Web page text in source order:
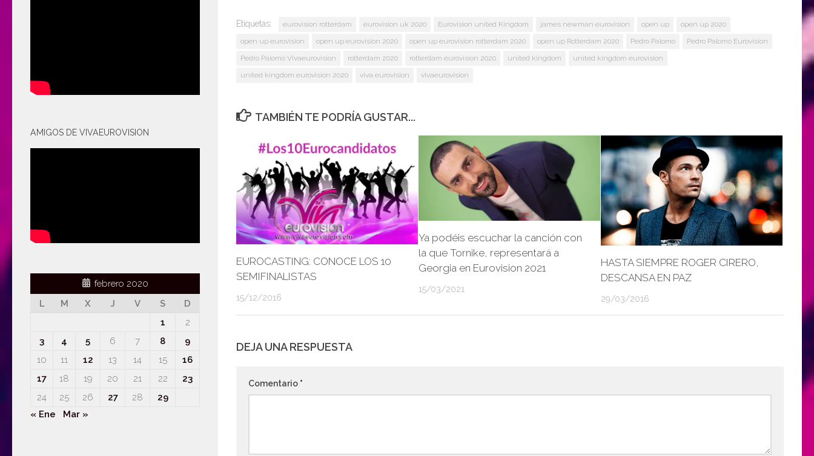
Etiquetas: eurovision rotterdam eurovision uk 2020 Eurovision united Kingdom james newman eurovision open up
open up 2020
open up eurovision
open up eurovision 2020 open up eurovision rotterdam 2020 open up Rotterdam 2020 Pedro Palomo
Pedro Palomo Eurovision
Pedro Palomo Vivaeurovision
rotterdam 2020 rotterdam eurovision 2020 united kingdom
united kingdom eurovision
united kingdom eurovision 2020
viva eurovision vivaeurovision
TAMBIÉN TE PODRÍA GUSTAR...
EUROCASTING: CONOCE LOS 10
SEMIFINALISTAS
15/12/2016
Ya podéis escuchar la canción con
la que Tornike, representará a
Georgia en Eurovision 2021
15/03/2021
HASTA SIEMPRE ROGER CIRERO,
DESCANSA EN PAZ
29/03/2016
DEJA UNA RESPUESTA
Comentario *
AMIGOS DE VIVAEUROVISION
febrero 2020
L
M X J V S
D
1
2
3
4 5 6 7 8
9
10
11 12 13 14 15
16
17
18 19 20 21 22
23
24
25 26 27 28
29
« Ene
Mar »